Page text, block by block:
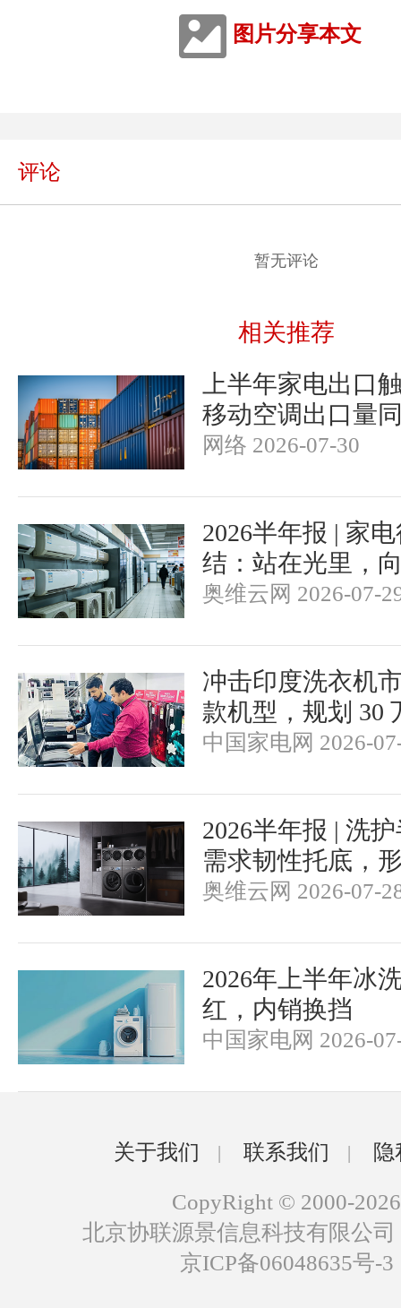
图片分享本文
评论
暂无评论
相关推荐
上半年家电出口
移动空调出口量
网络 2026-07-30
2026半年报 | 家
结：站在光里，
奥维云网 2026-07-
冲击印度洗衣机
款机型，规划 30
中国家电网 2026-
2026半年报 | 洗
需求韧性托底，
奥维云网 2026-07-
2026年上半年冰
红，内销换挡
中国家电网 2026-
关于我们 | 联系我们 |
CopyRight © 2000-2026
北京协联源景信息科技有限公
京ICP备06048635号-3